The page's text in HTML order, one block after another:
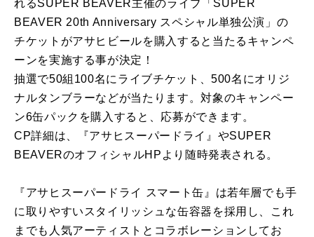
れるSUPER BEAVER主催のライブ「SUPER
BEAVER 20th Anniversary スペシャル単独公演」の
チケットがアサヒビールを購入すると当たるキャンペ
ーンを実施する事が決定！
抽選で50組100名にライブチケット、500名にオリジ
ナルタンブラーなどが当たります。対象のキャンペー
ン6缶パックを購入すると、応募ができます。
CP詳細は、『アサヒスーパードライ』やSUPER
BEAVERのオフィシャルHPより随時発表される。
『アサヒスーパードライ スマート缶』は若年層でも手
に取りやすいスタイリッシュな缶容器を採用し、これ
までも人気アーティストとコラボレーションしてお